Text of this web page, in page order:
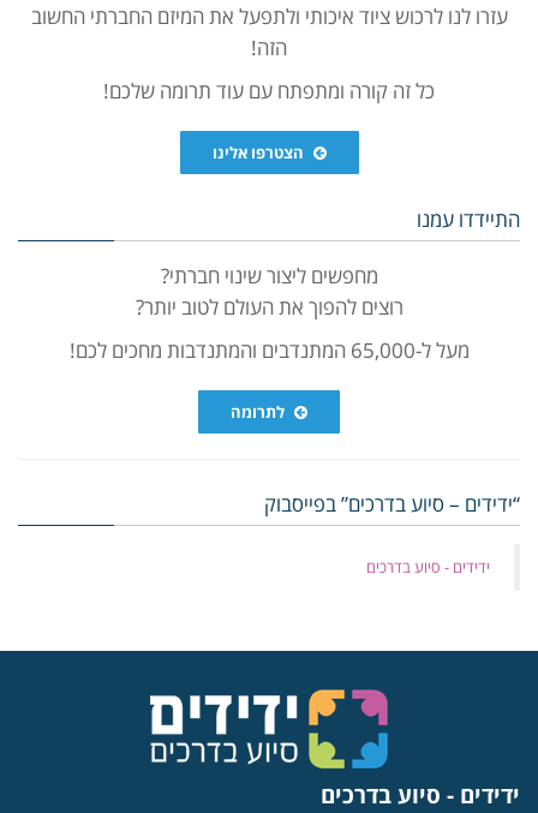
עזרו לנו לרכוש ציוד איכותי ולתפעל את המיזם החברתי החשוב
הזה!
כל זה קורה ומתפתח עם עוד תרומה שלכם!
הצטרפו אלינו
התיידדו עמנו
מחפשים ליצור שינוי חברתי?
רוצים להפוך את העולם לטוב יותר?
מעל ל-65,000 המתנדבים והמתנדבות מחכים לכם!
לתרומה
“ידידים – סיוע בדרכים” בפייסבוק
‏ידידים - סיוע בדרכים
ידידים - סיוע בדרכים